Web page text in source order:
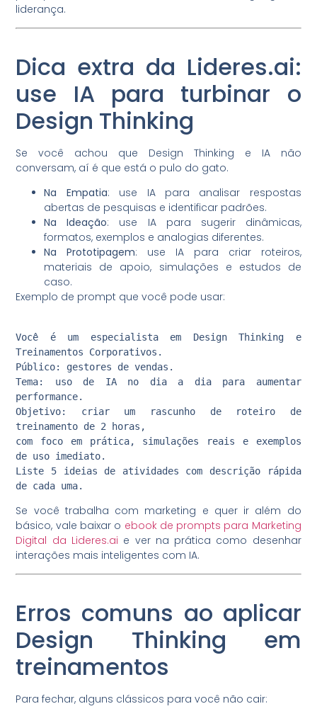
liderança.
Dica extra da Lideres.ai:
use IA para turbinar o
Design Thinking
Se você achou que Design Thinking e IA não
conversam, aí é que está o pulo do gato.
Na Empatia: use IA para analisar respostas
abertas de pesquisas e identificar padrões.
Na Ideação: use IA para sugerir dinâmicas,
formatos, exemplos e analogias diferentes.
Na Prototipagem: use IA para criar roteiros,
materiais de apoio, simulações e estudos de
caso.
Exemplo de prompt que você pode usar:
Você é um especialista em Design Thinking e
Treinamentos Corporativos.
Público: gestores de vendas.
Tema: uso de IA no dia a dia para aumentar
performance.
Objetivo: criar um rascunho de roteiro de
treinamento de 2 horas,
com foco em prática, simulações reais e exemplos
de uso imediato.
Liste 5 ideias de atividades com descrição rápida
de cada uma.
Se você trabalha com marketing e quer ir além do
básico, vale baixar o ebook de prompts para Marketing
Digital da Lideres.ai e ver na prática como desenhar
interações mais inteligentes com IA.
Erros comuns ao aplicar
Design Thinking em
treinamentos
Para fechar, alguns clássicos para você não cair: